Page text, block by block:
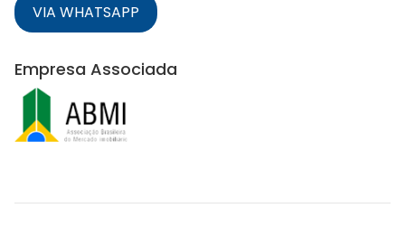
VIA WHATSAPP
Empresa Associada